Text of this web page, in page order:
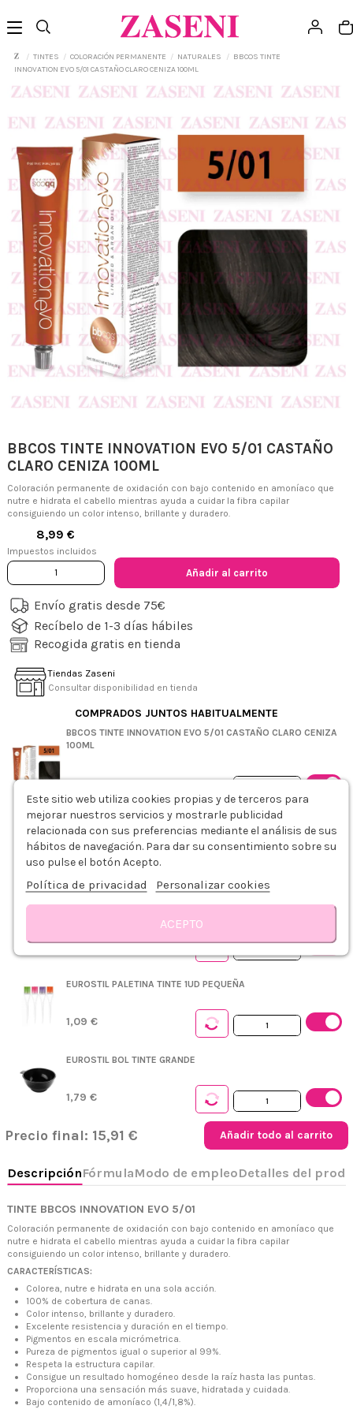
TINTES COLORACIÓN PERMANENTE NATURALES
BBCOS TINTE
INNOVATION EVO 5/01 CASTAÑO CLARO CENIZA 100ML
BBCOS TINTE INNOVATION EVO 5/01 CASTAÑO
CLARO CENIZA 100ML
Coloración permanente de oxidación con bajo contenido en amoníaco que
nutre e hidrata el cabello mientras ayuda a cuidar la fibra capilar
consiguiendo un color intenso, brillante y duradero.
8,99 €
Impuestos incluidos
Añadir al carrito
Envío gratis desde 75€
Recíbelo de 1-3 días hábiles
Recogida gratis en tienda
Tiendas Zaseni
Consultar disponibilidad en tienda
COMPRADOS JUNTOS HABITUALMENTE
BBCOS TINTE INNOVATION EVO 5/01 CASTAÑO CLARO CENIZA
100ML
8,99 €
+
BBCOS OXIDANTE ESTABILIZADA 20VOL. 6% 150ML
3,29 €
PLASTICAPS PEINADOR DESECHABLE AZUL 5UDS
0,75 €
EUROSTIL PALETINA TINTE 1UD PEQUEÑA
1,09 €
EUROSTIL BOL TINTE GRANDE
1,79 €
Precio final: 15,91 € Añadir todo al carrito
Detalles del producto
TINTE BBCOS INNOVATION EVO 5/01
Coloración permanente de oxidación con bajo contenido en amoníaco que
nutre e hidrata el cabello mientras ayuda a cuidar la fibra capilar
consiguiendo un color intenso, brillante y duradero.
CARACTERÍSTICAS:
Colorea, nutre e hidrata en una sola acción.
100% de cobertura de canas.
Color intenso, brillante y duradero.
Excelente resistencia y duración en el tiempo.
Pigmentos en escala micrómetrica.
Pureza de pigmentos igual o superior al 99%.
Respeta la estructura capilar.
Consigue un resultado homogéneo desde la raíz hasta las puntas.
Proporciona una sensación más suave, hidratada y cuidada.
Bajo contenido de amoníaco (1,4/1,8%).
+34 968 06 63 44L-V 10:00 - 14:00
+34 601 27 80 18
Avenida de los Dolores 32, Murcia
Este sitio web utiliza cookies propias y de terceros para
mejorar nuestros servicios y mostrarle publicidad
relacionada con sus preferencias mediante el análisis de sus
hábitos de navegación. Para dar su consentimiento sobre su
uso pulse el botón Acepto.
Política de privacidad Personalizar cookies
ACEPTO